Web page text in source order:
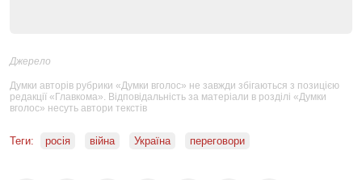
Джерело
Думки авторів рубрики «Думки вголос» не завжди збігаються з позицією
редакції «Главкома». Відповідальність за матеріали в розділі «Думки
вголос» несуть автори текстів
Теги: росія війна Україна переговори